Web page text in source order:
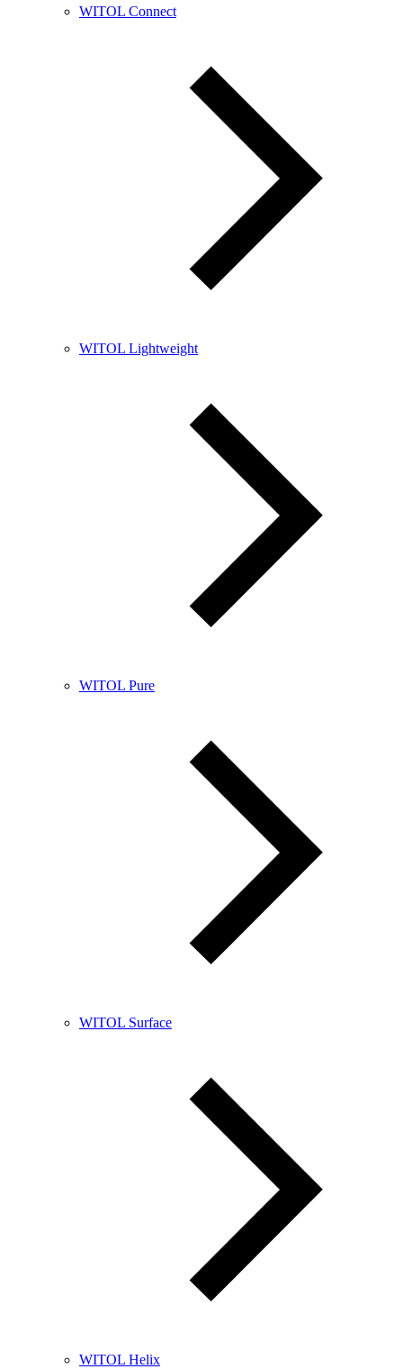
WITOL Connect
WITOL Lightweight
WITOL Pure
WITOL Surface
WITOL Helix